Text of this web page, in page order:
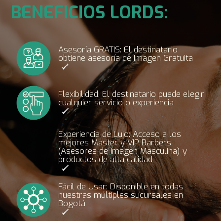
BENEFICIOS LORDS:
Asesoría GRATIS: El destinatario
obtiene asesoría de Imagen Gratuita
Flexibilidad: El destinatario puede elegir
cualquier servicio o experiencia
Experiencia de Lujo: Acceso a los
mejores Master y VIP Barbers
(Asesores de Imagen Masculina) y
productos de alta calidad
Fácil de Usar: Disponible en todas
nuestras múltiples sucursales en
Bogotá